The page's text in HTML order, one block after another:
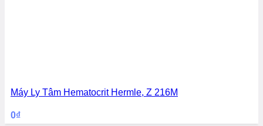
Máy Ly Tâm Hematocrit Hermle, Z 216M
0₫